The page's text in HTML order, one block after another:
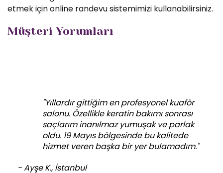
etmek için online randevu sistemimizi kullanabilirsiniz.
Müşteri Yorumları
"Yıllardır gittiğim en profesyonel kuaför
salonu. Özellikle keratin bakımı sonrası
saçlarım inanılmaz yumuşak ve parlak
oldu. 19 Mayıs bölgesinde bu kalitede
hizmet veren başka bir yer bulamadım."
- Ayşe K., İstanbul